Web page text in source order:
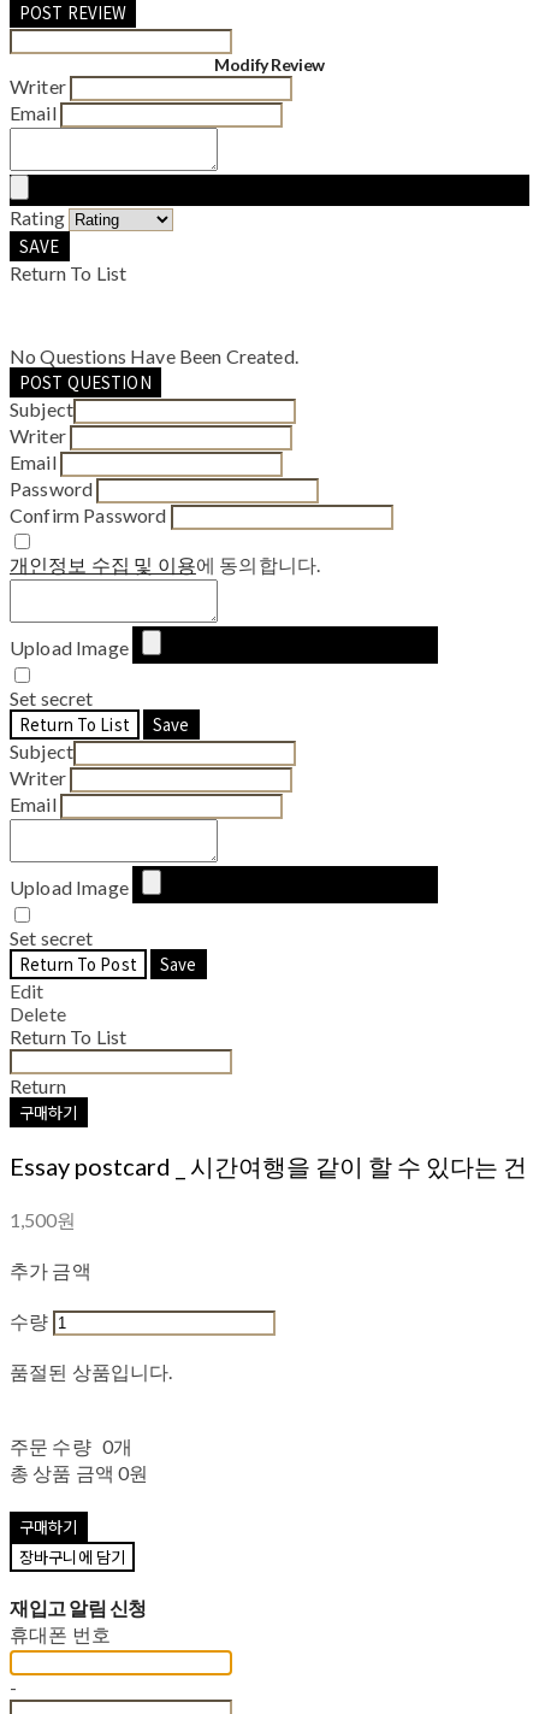
POST REVIEW
Modify Review
Writer
Email
Rating
SAVE
Return To List
No Questions Have Been Created.
POST QUESTION
Subject
Writer
Email
Password
Confirm Password
개인정보 수집 및 이용에 동의합니다.
Upload Image
Set secret
Return To List
Save
Subject
Writer
Email
Upload Image
Set secret
Return To Post
Save
Edit
Delete
Return To List
Return
구매하기
Essay postcard _ 시간여행을 같이 할 수 있다는 건
1,500원
추가 금액
수량
품절된 상품입니다.
주문 수량 0개
총 상품 금액 0원
구매하기
장바구니에 담기
재입고 알림 신청
휴대폰 번호
-